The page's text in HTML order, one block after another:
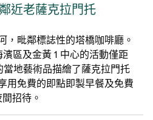
近老薩克拉門托
，毗鄰標誌性的塔橋咖啡廳。
區及金黃 1 中心的活動僅距
當地藝術品描繪了薩克拉門托
用免費的即點即製早餐及免費
招待。